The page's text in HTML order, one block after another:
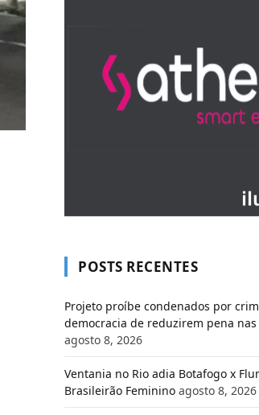
POSTS RECENTES
Projeto proíbe condenados por
democracia de reduzirem pena nas
agosto 8, 2026
Ventania no Rio adia Botafogo x
Brasileirão Feminino agosto 8, 2026